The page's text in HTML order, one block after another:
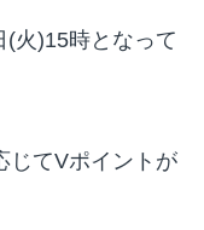
火)15時となって
じてVポイントが